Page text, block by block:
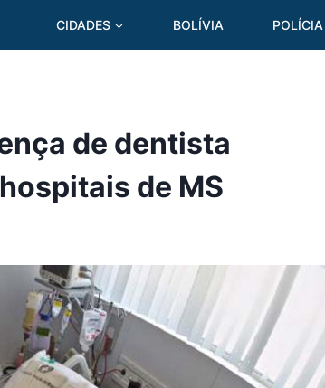
CIDADES BOLÍVIA POLÍCIA
de dentista
de MS